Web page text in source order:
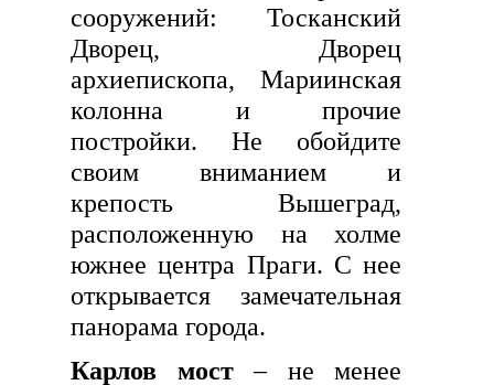
сооружений: Тосканский
Дворец, Дворец
архиепископа, Мариинская
колонна и прочие
постройки. Не обойдите
своим вниманием и
крепость Вышеград,
расположенную на холме
южнее центра Праги. С нее
открывается замечательная
панорама города.
Карлов мост– не менее